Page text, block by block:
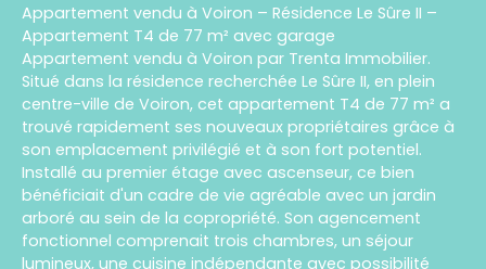
Appartement vendu à Voiron – Résidence Le Sûre II –
Appartement T4 de 77 m² avec garage
Appartement vendu à Voiron par Trenta Immobilier.
Situé dans la résidence recherchée Le Sûre II, en plein
centre-ville de Voiron, cet appartement T4 de 77 m² a
trouvé rapidement ses nouveaux propriétaires grâce à
son emplacement privilégié et à son fort potentiel.
Installé au premier étage avec ascenseur, ce bien
bénéficiait d'un cadre de vie agréable avec un jardin
arboré au sein de la copropriété. Son agencement
fonctionnel comprenait trois chambres, un séjour
lumineux, une cuisine indépendante avec possibilité